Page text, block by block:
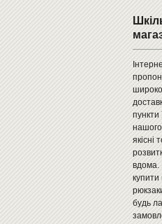
пункти
якісні
вдома.
купити
будь